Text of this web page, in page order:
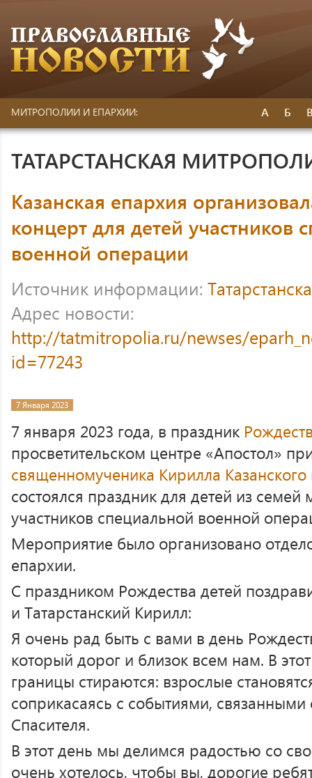
МИТРОПОЛИИ И ЕПАРХИИ: А Б
ТАТАРСТАНСКАЯ
Казанская епархия
концерт для детей участников
военной операции
Источник информации:
Адрес новости:
http://tatmitropolia.ru/newses/
id=77243
7 Января 2023
7 января 2023 года, в праздник
просветительском центре «Апостол»
священномученика Кирилла Казанского
состоялся праздник для детей из
участников специальной военной
Мероприятие было организовано
епархии.
С праздником Рождества детей
и Татарстанский Кирилл:
Я очень рад быть с вами в день
который дорог и близок всем нам. В
границы стираются: взрослые
соприкасаясь с событиями,
Спасителя.
В этот день мы делимся радостью со
очень хотелось, чтобы вы, дорогие